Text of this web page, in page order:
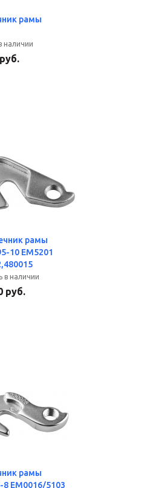
рамы
наличии
рамы
10 EM5201
в наличии
руб.
рамы
8 EM0016/5103